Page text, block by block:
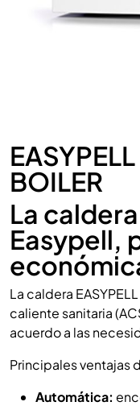
BOILER
La
Easypell,
La caldera
caliente sanitaria
acuerdo a las
Principales ventajas
Automática: